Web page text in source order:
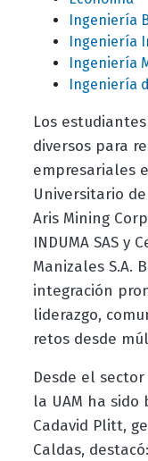
Ingeniería
Ingeniería
Ingeniería
Ingeniería
Los
diversos para
empresariales
Universitario de
Aris Mining
INDUMA SAS y
Manizales S.A.
integración
liderazgo,
retos desde
Desde el
la UAM ha sido
Cadavid Plitt,
Caldas,